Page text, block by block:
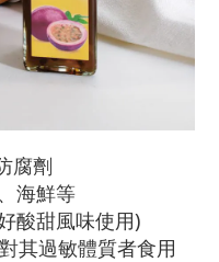
腐劑
海鮮等
酸甜風味使用)
其過敏體質者食用